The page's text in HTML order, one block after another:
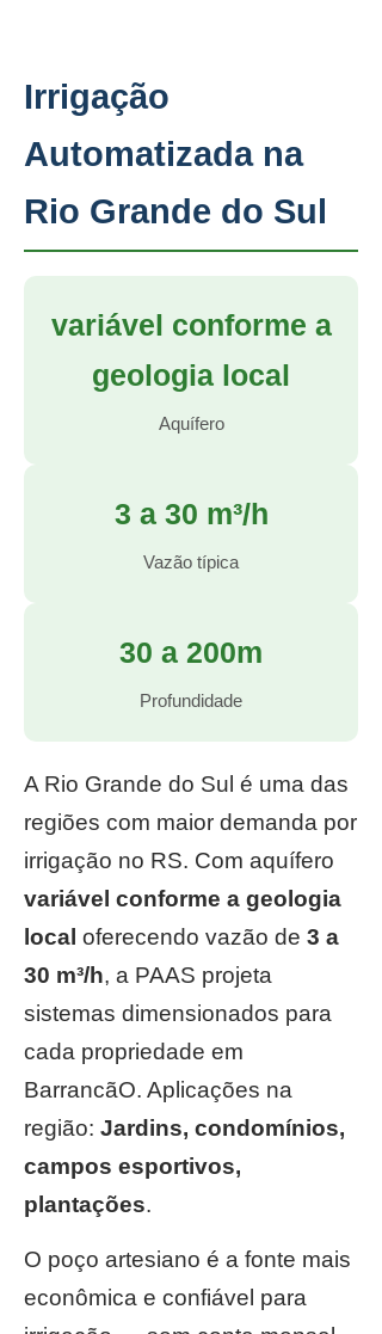
Irrigação
Automatizada na
Rio Grande do Sul
variável conforme a
geologia local
Aquífero
3 a 30 m³/h
Vazão típica
30 a 200m
Profundidade
A Rio Grande do Sul é uma das
regiões com maior demanda por
irrigação no RS. Com aquífero
variável conforme a geologia
local oferecendo vazão de 3 a
30 m³/h, a PAAS projeta
sistemas dimensionados para
cada propriedade em
BarrancãO. Aplicações na
região: Jardins, condomínios,
campos esportivos,
plantações.
O poço artesiano é a fonte mais
econômica e confiável para